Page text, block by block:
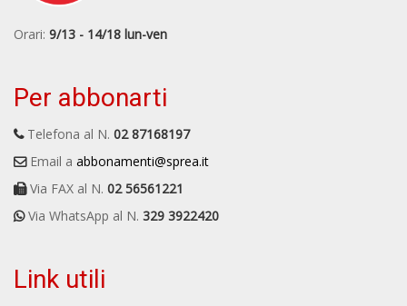
Orari: 9/13 - 14/18 lun-ven
Per abbonarti
Telefona al N. 02 87168197
Email a abbonamenti@sprea.it
Via FAX al N. 02 56561221
Via WhatsApp al N. 329 3922420
Link utili